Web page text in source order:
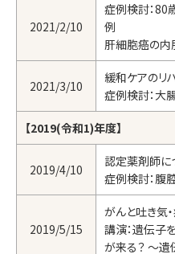
2021/2/10
症例検討：
例
肝細胞癌の
2021/3/10
緩和ケアのリ
症例検討：大
【2019(令和1)年度】
2019/4/10
認定薬剤師に
症例検討：腹
2019/5/15
がんと吐き気
講演：遺伝子
が来る？ ～